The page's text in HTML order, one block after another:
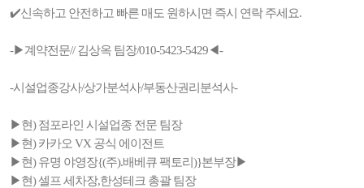
✔️신속하고 안전하고 빠른 매도 원하시면 즉시 연락 주세요.
-▶계약전문// 김상옥 팀장/010-5423-5429◀-
-시설업종강사/상가분석사/부동산권리분석사-
▶현) 점포라인 시설업종 전문 팀장
▶현) 카카오 VX 공식 에이전트
▶현) 유명 야영장{(주).배베큐 팩토리)}본부장▶
▶현) 셀프 세차장,한성테크 총괄 팀장